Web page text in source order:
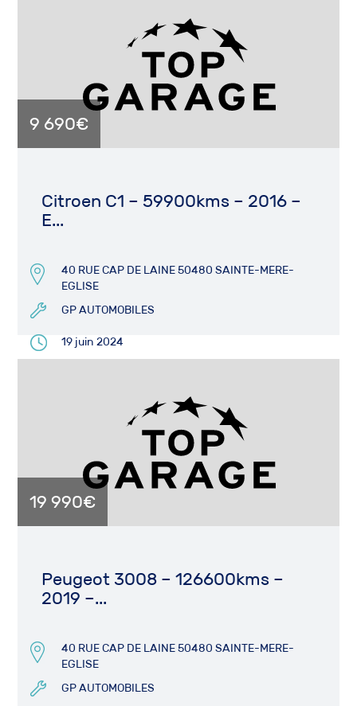
9 690€
Citroen C1 – 59900kms – 2016 –
E...
40 RUE CAP DE LAINE 50480 SAINTE-MERE-
EGLISE
GP AUTOMOBILES
19 juin 2024
19 990€
Peugeot 3008 – 126600kms –
2019 –...
40 RUE CAP DE LAINE 50480 SAINTE-MERE-
EGLISE
GP AUTOMOBILES